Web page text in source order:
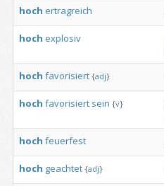
hoch ertragreich
hoch explosiv
hoch favorisiert {adj}
hoch favorisiert sein {v}
hoch feuerfest
hoch geachtet {adj}